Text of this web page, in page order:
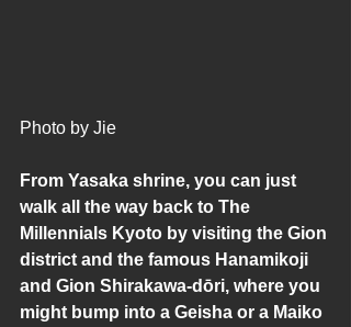
Photo by Jie
From Yasaka shrine, you can just
walk all the way back to The
Millennials Kyoto by visiting the Gion
district and the famous Hanamikoji
and Gion Shirakawa-dōri, where you
might bump into a Geisha or a Maiko